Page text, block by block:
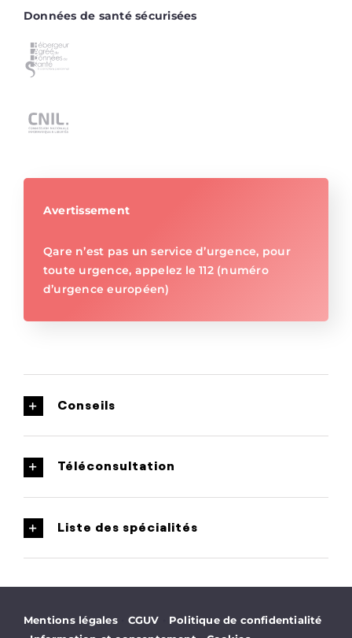
Données de santé sécurisées
Avertissement
Qare n’est pas un service d’urgence, pour
toute urgence, appelez le 112 (numéro
d’urgence européen)
Conseils
Téléconsultation
Liste des spécialités
Mentions légales CGUV Politique de confidentialité